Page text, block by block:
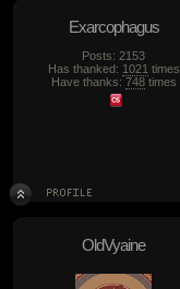
Exarcophagus
Posts: 2153
Has thanked: 1021 times
Have thanks: 748times
OldVyaine